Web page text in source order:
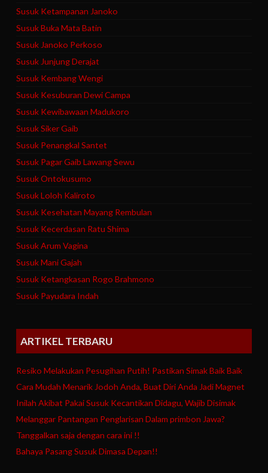
Susuk Ketampanan Janoko
Susuk Buka Mata Batin
Susuk Janoko Perkoso
Susuk Junjung Derajat
Susuk Kembang Wengi
Susuk Kesuburan Dewi Campa
Susuk Kewibawaan Madukoro
Susuk Siker Gaib
Susuk Penangkal Santet
Susuk Pagar Gaib Lawang Sewu
Susuk Ontokusumo
Susuk Loloh Kaliroto
Susuk Kesehatan Mayang Rembulan
Susuk Kecerdasan Ratu Shima
Susuk Arum Vagina
Susuk Mani Gajah
Susuk Ketangkasan Rogo Brahmono
Susuk Payudara Indah
ARTIKEL TERBARU
Resiko Melakukan Pesugihan Putih! Pastikan Simak Baik Baik
Cara Mudah Menarik Jodoh Anda, Buat Diri Anda Jadi Magnet
Inilah Akibat Pakai Susuk Kecantikan Didagu, Wajib Disimak
Melanggar Pantangan Penglarisan Dalam primbon Jawa?
Tanggalkan saja dengan cara ini !!
Bahaya Pasang Susuk Dimasa Depan!!